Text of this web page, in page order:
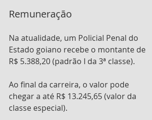
Remuneração
Na atualidade, um Policial Penal do
Estado goiano recebe o montante de
R$ 5.388,20 (padrão I da 3ª classe).
Ao final da carreira, o valor pode
chegar a até R$ 13.245,65 (valor da
classe especial).